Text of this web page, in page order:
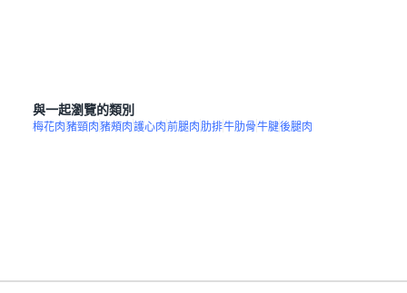
與一起瀏覽的類別
梅花肉豬頸肉豬頰肉護心肉前腿肉肋排牛肋骨牛腱後腿肉